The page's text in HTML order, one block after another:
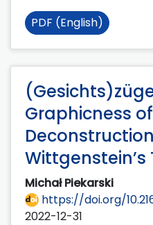
PDF (English)
Graphicness
Michał Piekarski
https://doi.org/
2022-12-31